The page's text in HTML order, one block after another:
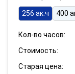
256 ак.ч
400
Кол-во часов:
Стоимость:
Старая цена: